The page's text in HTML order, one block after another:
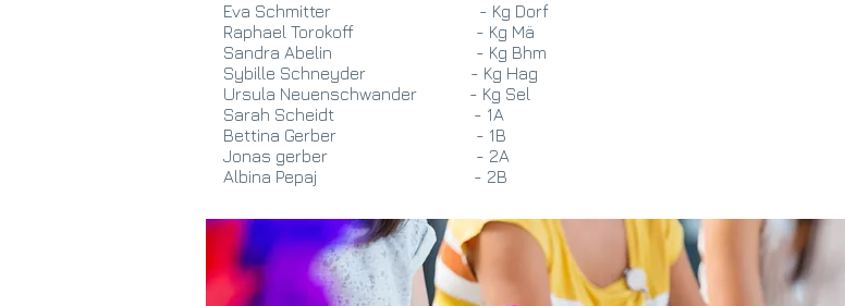
Eva Schmitter
- Kg Dorf
Raphael Torokoff - Kg Mä
Sandra Abelin - Kg Bhm
Sybille Schneyder - Kg Hag
Ursula Neuenschwander - Kg Sel
Sarah Scheidt - 1A
Bettina Gerber
- 1B
Jonas gerber - 2A
Albina Pepaj - 2B